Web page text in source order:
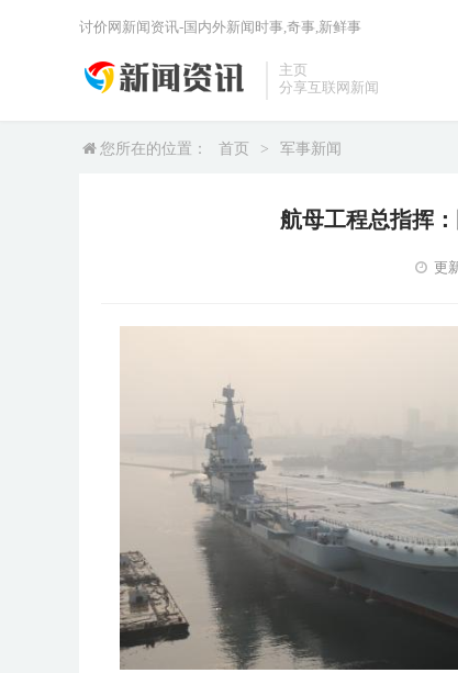
主页
分享互联网新闻
讨价网新闻资讯-国内外新闻时事,奇事,新鲜事
您所在的位置： 首页 > 军事新闻
航母工程总指挥
更